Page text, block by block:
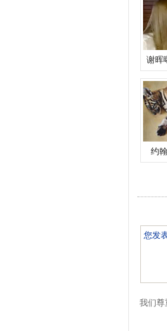
谢晖
约
我们尊